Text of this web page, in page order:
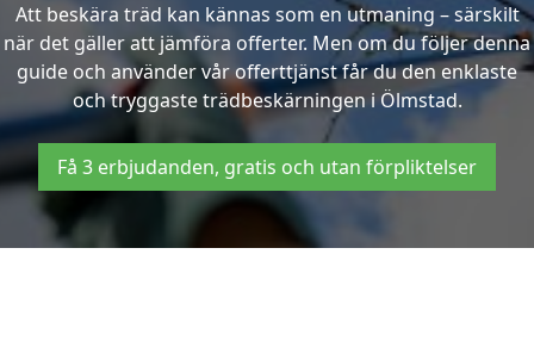
Att beskära träd kan kännas som en utmaning – särskilt
när det gäller att jämföra offerter. Men om du följer denna
guide och använder vår offerttjänst får du den enklaste
och tryggaste trädbeskärningen i Ölmstad.
Få 3 erbjudanden, gratis och utan förpliktelser